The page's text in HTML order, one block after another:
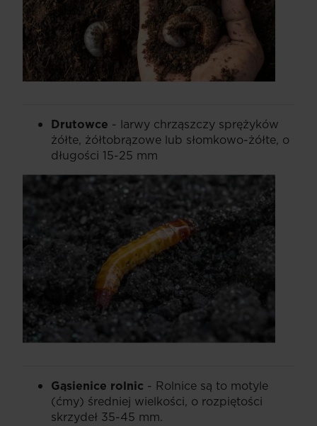
Drutowce - larwy chrząszczy sprężyków
żółte, żółtobrązowe lub słomkowo-żółte, o
długości 15-25 mm
Gąsienice rolnic - Rolnice są to motyle
(ćmy) średniej wielkości, o rozpiętości
skrzydeł 35-45 mm.